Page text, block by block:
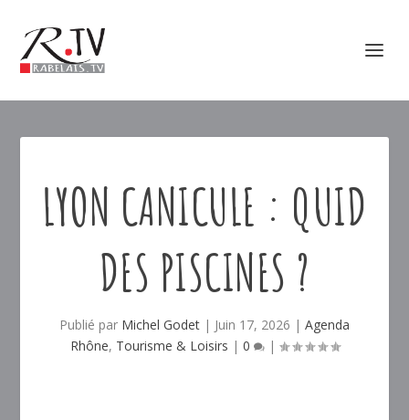
LYON CANICULE : QUID
DES PISCINES ?
Publié par Michel Godet | Juin 17, 2026 | Agenda
Rhône, Tourisme & Loisirs | 0 |